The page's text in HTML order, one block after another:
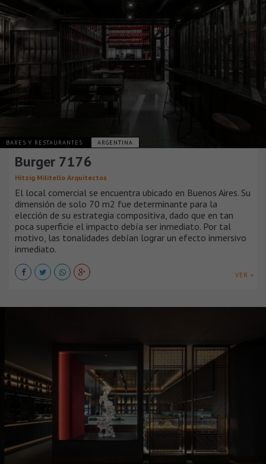
BARES Y RESTAURANTES ARGENTINA
Burger 7176
Hitzig Militello Arquitectos
El local comercial se encuentra ubicado en Buenos Aires. Su
dimensión de solo 70 m2 fue determinante para la
elección de su estrategia compositiva, dado que en tan
poca superficie el impacto debía ser inmediato. Por tal
motivo, las tonalidades debían lograr un efecto inmersivo
inmediato.
VER +